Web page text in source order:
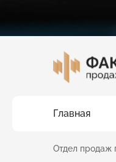
Главная
Отдел продаж